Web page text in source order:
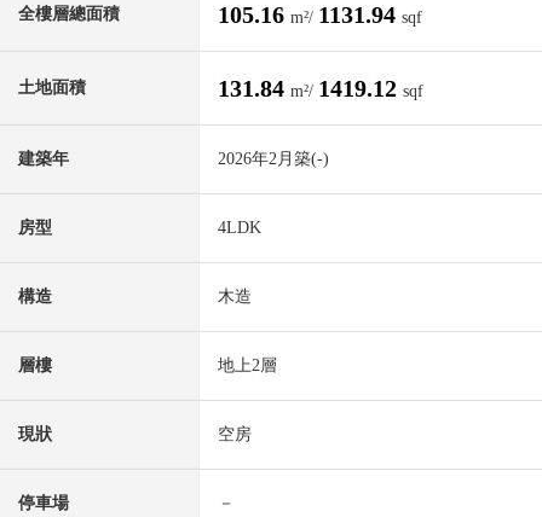
全樓層總面積 105.16 m²/ 1131.94 sqf
土地面積 131.84 m²/ 1419.12 sqf
建築年 2026年2月築(-)
房型 4LDK
構造 木造
層樓 地上2層
現狀 空房
停車場 －